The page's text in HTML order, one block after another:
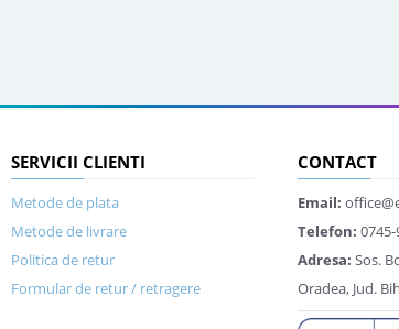
SERVICII CLIENTI
Metode de plata
Metode de livrare
Politica de retur
Formular de retur / retragere
CONTACT
Email:
Telefon:
Adresa: Sos.
Oradea, Jud.